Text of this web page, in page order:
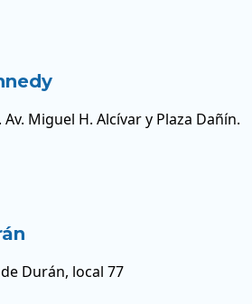
Miguel H. Alcívar y Plaza Dañín.
Durán, local 77